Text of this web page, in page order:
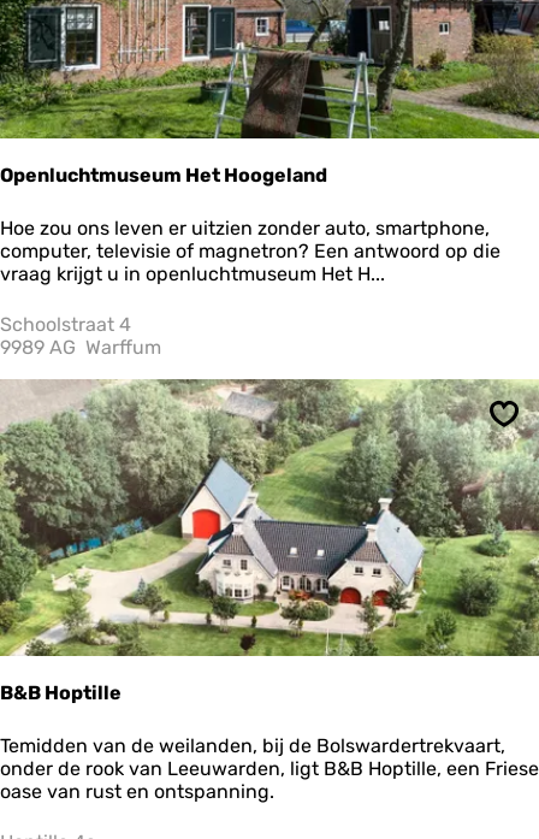
e
Openluchtmuseum Het Hoogeland
O
p
e
l
u
h
m
u
s
e
u
m
H
e
t
H
o
o
g
a
n
Hoe zou ons leven er uitzien zonder auto, smartphone,
computer, televisie of magnetron? Een antwoord op die
vraag krijgt u in openluchtmuseum Het H...
Schoolstraat 4
9989 AG Warffum
B&B Hoptille
B
&
B
Temidden van de weilanden, bij de Bolswardertrekvaart,
onder de rook van Leeuwarden, ligt B&B Hoptille, een Friese
oase van rust en ontspanning.